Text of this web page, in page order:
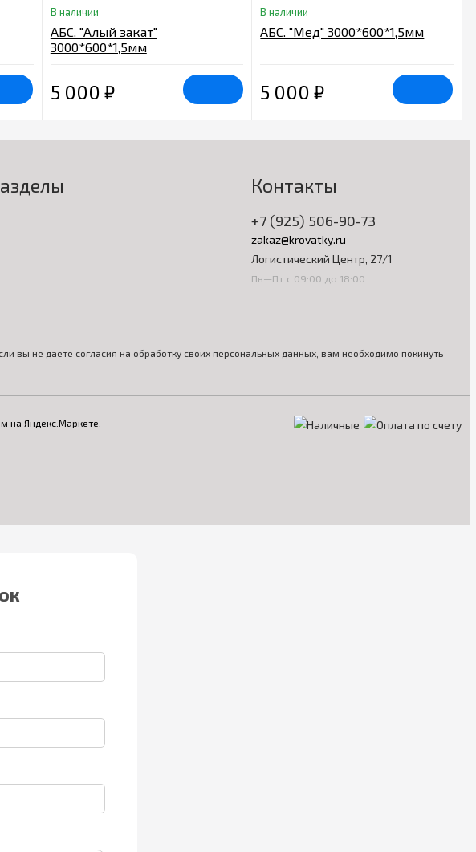
В наличии
АБС. "Алый закат"
3000*600*1,5мм
5 000 ₽
В наличии
АБС. "Мед" 3000*600*1,5мм
5 000₽
Контакты
+7 (925) 506-90-73
zakaz@krovatky.ru
Логистический Центр, 27/1
Пн—Пт с 09:00 до 18:00
вы не даете согласия на обработку своих персональных данных, вам необходимо покинуть